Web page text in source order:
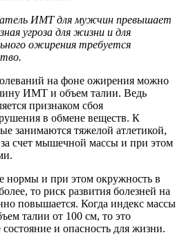
ИМТ для мужчин превышает
угроза для жизни и для
ожирения требуется
на фоне ожирения можно
ИМТ и объем талии. Ведь
признаком сбоя
в обмене веществ. К
занимаются тяжелой атлетикой,
счет мышечной массы и при этом
и при этом окружность в
то риск развития болезней на
повышается. Когда индекс массы
талии от 100 см, то это
состояние и опасность для жизни.